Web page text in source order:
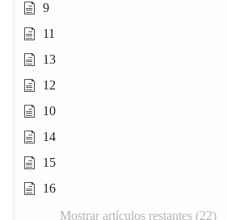
9
11
13
12
10
14
15
16
Mostrar artículos restantes (22)